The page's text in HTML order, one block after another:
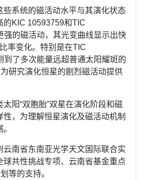
些系统的磁活动水平与其演化状态
的KIC 10593759和TIC
强的磁活动，其光变曲线显示出快
率变化。特别是在TIC
到了多次能量远超普通太阳耀斑的
研究演化恒星的剧烈磁活动提供
阳“双胞胎”双星在演化阶段和磁
性，为理解恒星演化及磁活动机制
云南省东南亚光学天文国际联合实
球共性挑战专项、云南省基金重点
等的支持。